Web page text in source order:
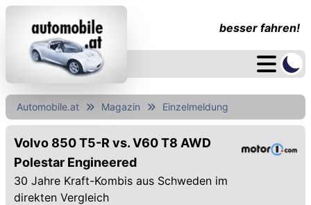
besser fahren!
Automobile.at Magazin Einzelmeldung
Volvo 850 T5-R vs. V60 T8 AWD
Polestar Engineered
30 Jahre Kraft-Kombis aus Schweden im
direkten Vergleich